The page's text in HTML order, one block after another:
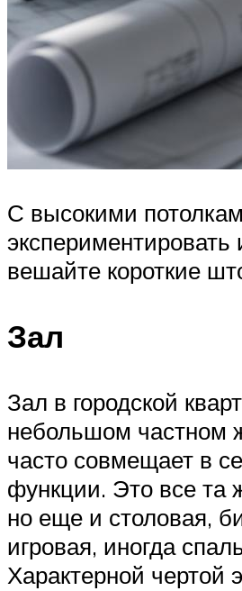
С высокими
экспериментировать
вешайте короткие
Зал
Зал в городской
небольшом частном
часто совмещает в
функции. Это все та
но еще и столовая,
игровая, иногда
Характерной чертой